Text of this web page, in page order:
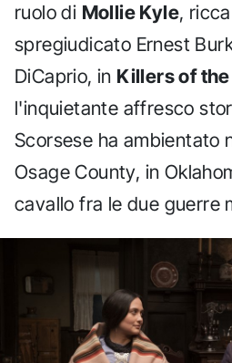
ruolo di Mollie Kyle,
spregiudicato Ernest
DiCaprio, in Killers of
l'inquietante affresco
Scorsese ha ambientato
Osage County, in
cavallo fra le due guerre